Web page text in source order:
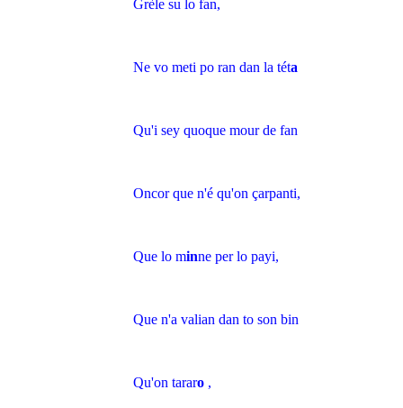
Grèle su lo fan,
Ne vo meti po ran dan la téta
Qu'i sey quoque mour de fan
Oncor que n'é qu'on çarpanti,
Que lo minne per lo payi,
Que n'a valian dan to son bin
Qu'on tararo ,